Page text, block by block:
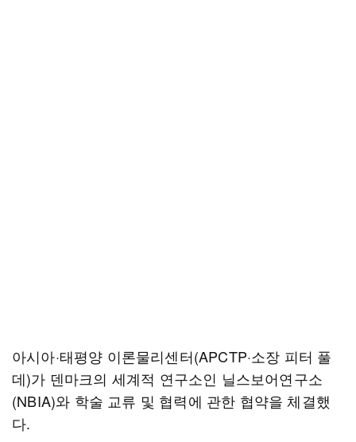
아시아·태평양 이론물리센터(APCTP·소장 피터 풀
데)가 덴마크의 세계적 연구소인 닐스보어연구소
(NBIA)와 학술 교류 및 협력에 관한 협약을 체결했
다.